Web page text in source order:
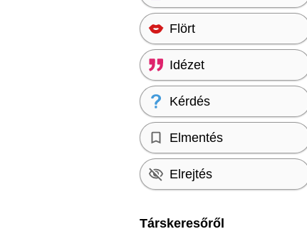
Flört
Idézet
Kérdés
Elmentés
Elrejtés
Társkeresőről